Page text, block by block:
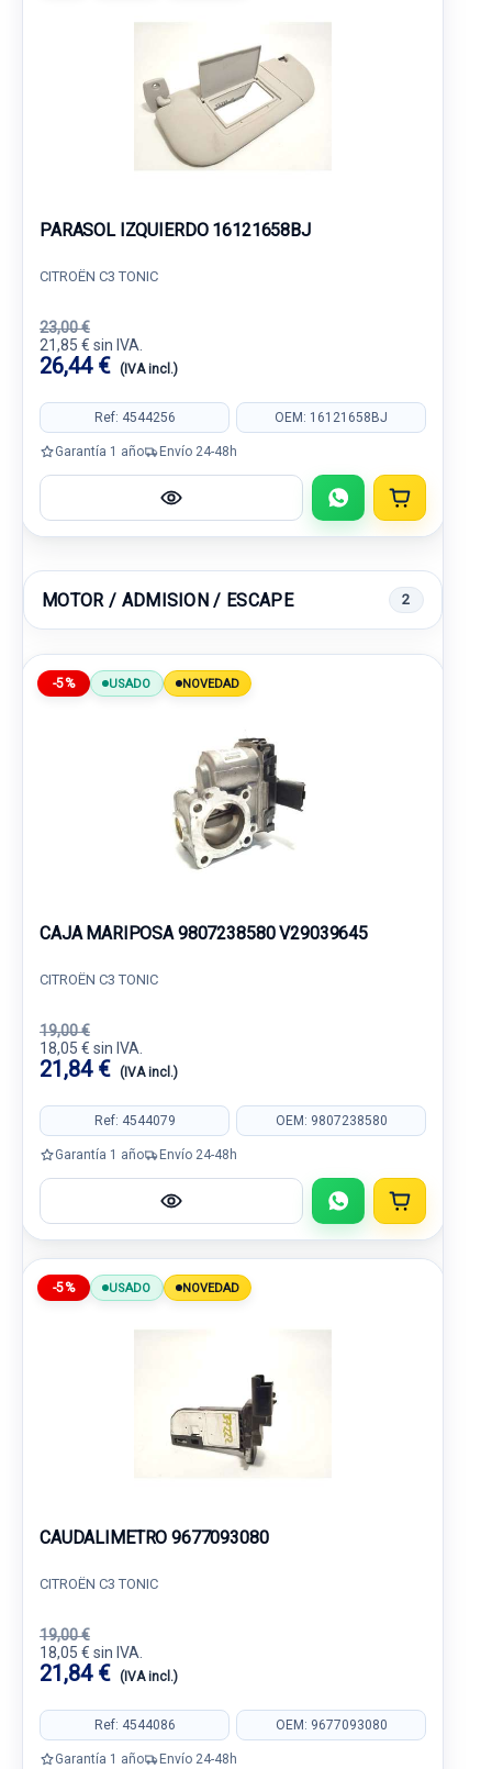
PARASOL IZQUIERDO 16121658BJ
CITROËN C3 TONIC
23,00 €
21,85 € sin IVA.
26,44 € (IVA incl.)
Ref: 4544256 OEM: 16121658BJ
Garantía 1 año Envío 24-48h
MOTOR / ADMISION / ESCAPE 2
-5% USADO NOVEDAD
CAJA MARIPOSA 9807238580 V29039645
CITROËN C3 TONIC
19,00 €
18,05 € sin IVA.
21,84 € (IVA incl.)
Ref: 4544079 OEM: 9807238580
Garantía 1 año Envío 24-48h
-5% USADO NOVEDAD
CAUDALIMETRO 9677093080
CITROËN C3 TONIC
19,00 €
18,05 € sin IVA.
21,84 € (IVA incl.)
Ref: 4544086 OEM: 9677093080
Garantía 1 año Envío 24-48h